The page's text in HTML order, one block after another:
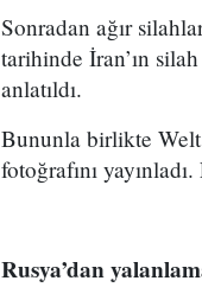
Sonradan ağır
tarihinde İran’ın
anlatıldı.
Bununla birlikte Welt
fotoğrafını
Rusya’dan